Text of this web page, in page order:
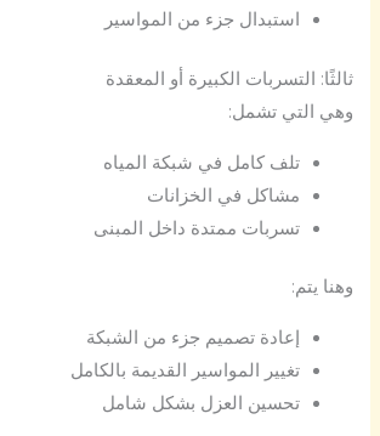
استبدال جزء من المواسير
ثالثًا: التسربات الكبيرة أو المعقدة
وهي التي تشمل:
تلف كامل في شبكة المياه
مشاكل في الخزانات
تسربات ممتدة داخل المبنى
وهنا يتم:
إعادة تصميم جزء من الشبكة
تغيير المواسير القديمة بالكامل
تحسين العزل بشكل شامل